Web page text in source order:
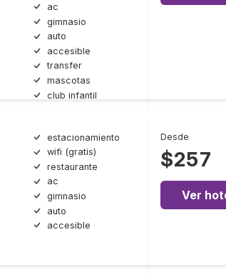
ac
gimnasio
auto
accesible
transfer
mascotas
club infantil
estacionamiento
wifi (gratis)
restaurante
ac
gimnasio
auto
accesible
Desde
$257
Ver